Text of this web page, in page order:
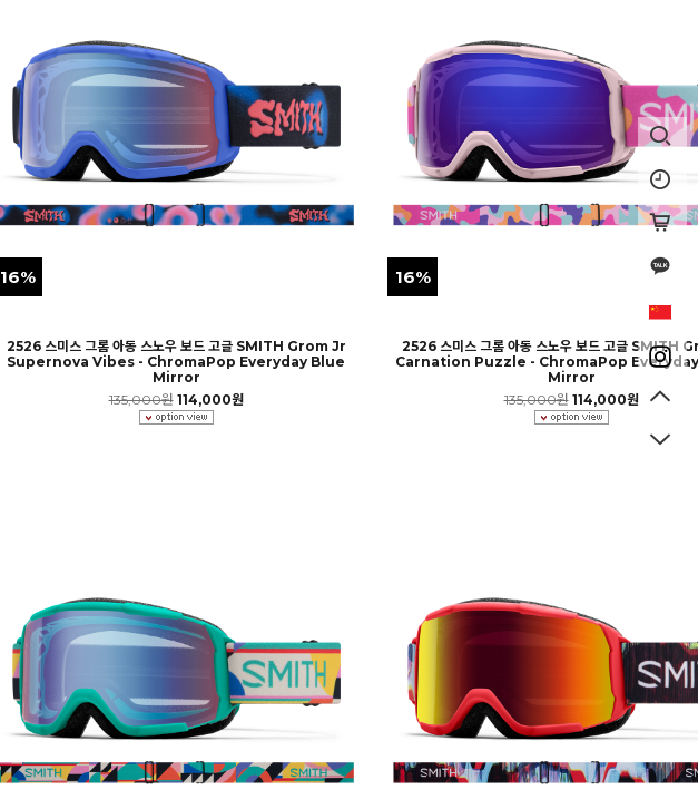
16%
2526 스미스 그롬 아동 스노우 보드 고글 SMITH Grom Jr
Supernova Vibes - ChromaPop Everyday Blue
Mirror
135,000원 114,000원
16%
2526 스미스 그롬 아동 스노우 보드 고글 SMITH
Carnation Puzzle - ChromaPop
Mirror
135,000원 114,000원